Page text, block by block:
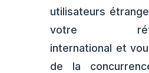
utilisateurs
votre
international et
de la